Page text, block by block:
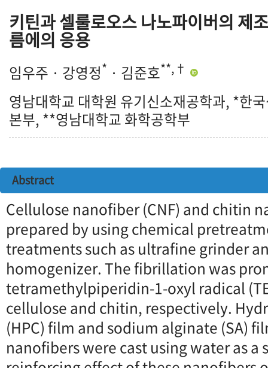
키틴과 셀룰로오스 나노파이버의 제
름에의 응용
임우주 · 강영정* · 김준호**,†
영남대학교 대학원 유기신소재공학과, *한
본부, **영남대학교 화학공학부
Abstract
Cellulose nanofiber (CNF) and chitin
prepared by using chemical
treatments such as ultrafine grinder
homogenizer. The fibrillation was
tetramethylpiperidin-1-oxyl radical
cellulose and chitin, respectively.
(HPC) film and sodium alginate (SA)
nanofibers were cast using water as a